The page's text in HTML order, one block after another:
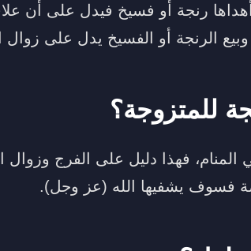
أهداها رنجة أو فسيخ فيدل على أن
وبيع الرنجة أو الفسيخ يدل على
للمتزوجة؟
المنام، فهذا دليل على الفرج وزوال
فسوف يشفيها الله (عز وجل).